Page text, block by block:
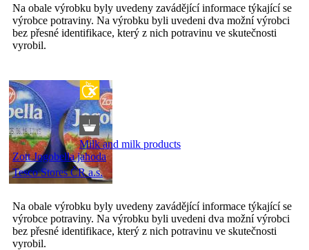
Na obale výrobku byly uvedeny zavádějící informace týkající se
výrobce potraviny. Na výrobku byli uvedeni dva možní výrobci
bez přesné identifikace, který z nich potravinu ve skutečnosti
vyrobil.
Milk and milk products
Zott Jogobella jahoda
Tesco Stores ČR a.s.
Na obale výrobku byly uvedeny zavádějící informace týkající se
výrobce potraviny. Na výrobku byli uvedeni dva možní výrobci
bez přesné identifikace, který z nich potravinu ve skutečnosti
vyrobil.